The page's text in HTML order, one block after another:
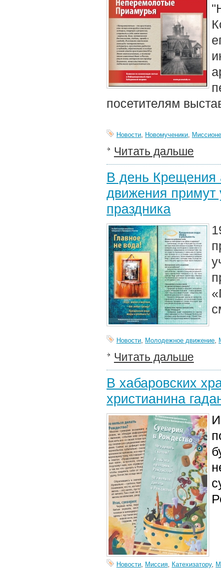
посетителям
Новости, Новомученики,
Читать дальше
В день Крещения
движения примут
праздника
Новости, Молодежное движение,
Читать дальше
В хабаровских
христианина
Новости, Миссия, Катехизатору,